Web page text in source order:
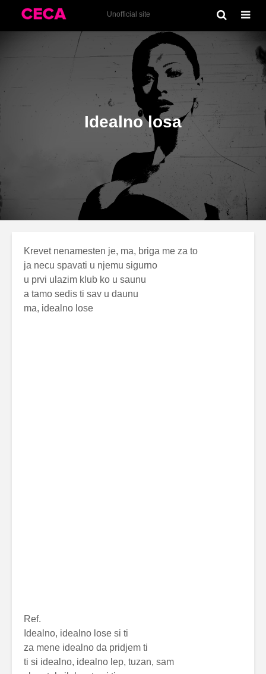
Unofficial site
Idealno loša (2006)
Idealno losa
Krevet nenamesten je, ma, briga me za to
ja necu spavati u njemu sigurno
u prvi ulazim klub ko u saunu
a tamo sedis ti sav u daunu
ma, idealno lose
Ref.
Idealno, idealno lose si ti
za mene idealno da pridjem ti
ti si idealno, idealno lep, tuzan, sam